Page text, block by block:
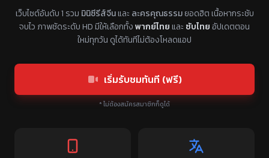
แหล่งรวมซีรี่ย์จีนแนวตั้ง พากย์ไทย ซับไทย
เว็บไซต์อันดับ 1 รวม มินิซีรีส์จีนและ ละครคุณธรรมยอดฮิต เนื้อหากระชับ
จบไว ภาพชัดระดับ HD มีให้เลือกทั้งพากย์ไทยและ ซับไทยอัปเดตตอน
ใหม่ทุกวัน ดูได้ทันทีไม่ต้องโหลดแอป
เริ่มรับชมทันที (ฟรี)
* ไม่ต้องสมัครสมาชิกก็ดูได้